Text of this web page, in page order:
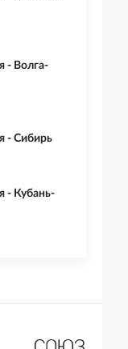
- Волга-
- Сибирь
- Кубань-